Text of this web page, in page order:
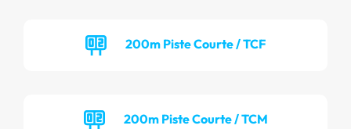
200m Piste Courte / TCF
200m Piste Courte / TCM